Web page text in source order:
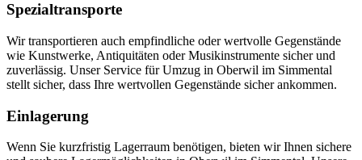
Spezialtransporte
Wir transportieren auch empfindliche oder wertvolle Gegenstände
wie Kunstwerke, Antiquitäten oder Musikinstrumente sicher und
zuverlässig. Unser Service für Umzug in Oberwil im Simmental
stellt sicher, dass Ihre wertvollen Gegenstände sicher ankommen.
Einlagerung
Wenn Sie kurzfristig Lagerraum benötigen, bieten wir Ihnen sichere